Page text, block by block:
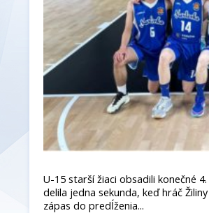
U-15 starší žiaci obsadili konečné
delila jedna sekunda, keď hráč
zápas do predĺženia...